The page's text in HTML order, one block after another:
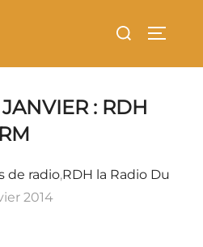
Rechercher :
: RDH
de radio,RDH la Radio Du
2014